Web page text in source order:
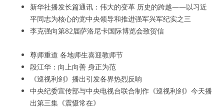
新华社播发长篇通讯：伟大的变革 历史的跨越——以习近
平同志为核心的党中央领导和推进强军兴军纪实之三
李克强向第82届萨洛尼卡国际博览会致贺信
尊师重道 各地师生喜迎教师节
段江华：向上向善 身正为范
《巡视利剑》播出引发各界热烈反响
中央纪委宣传部与中央电视台联合制作《巡视利剑》今天播
出第三集《震慑常在》